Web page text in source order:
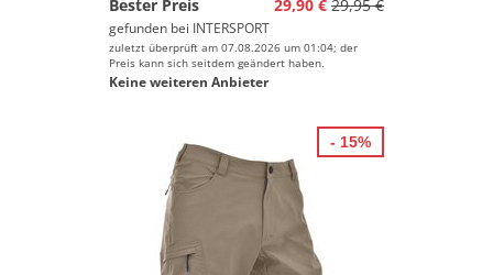
Bester Preis
29,90 € 29,95 €
gefunden bei INTERSPORT
zuletzt überprüft am 07.08.2026 um 01:04; der
Preis kann sich seitdem geändert haben.
Keine weiteren Anbieter
- 15%